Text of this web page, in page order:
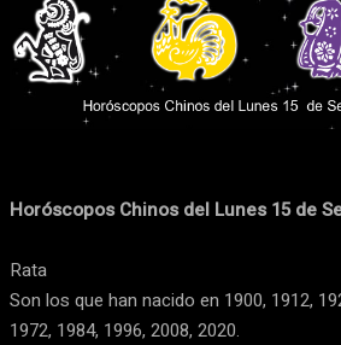
Facebook
Horóscopos Chinos del Lunes 15 de
Rata
Son los que han nacido en 1900, 1912,
1972, 1984, 1996, 2008, 2020.